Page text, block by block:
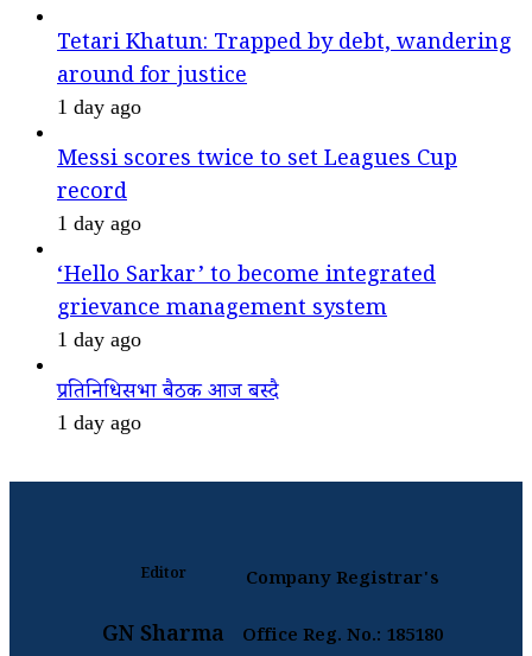
Tetari Khatun: Trapped by debt, wandering
around for justice
1 day ago
Messi scores twice to set Leagues Cup
record
1 day ago
‘Hello Sarkar’ to become integrated
grievance management system
1 day ago
प्रतिनिधिसभा बैठक आज बस्दै
1 day ago
Editor
GN Sharma
Company Registrar's
Office Reg. No.: 185180